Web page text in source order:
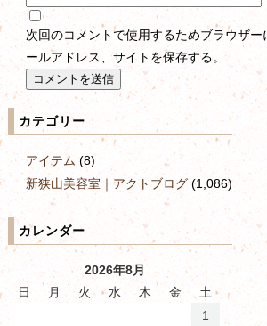
次回のコメントで使用するためブラウザー
ールアドレス、サイトを保存する。
カテゴリー
アイテム (8)
新狭山美容室｜アクトブログ(1,086)
カレンダー
2026年8月
日
月 火 水 木 金
土
1